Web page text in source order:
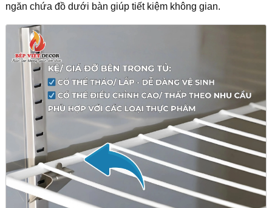
ngăn chứa đồ dưới bàn giúp tiết kiệm không gian.